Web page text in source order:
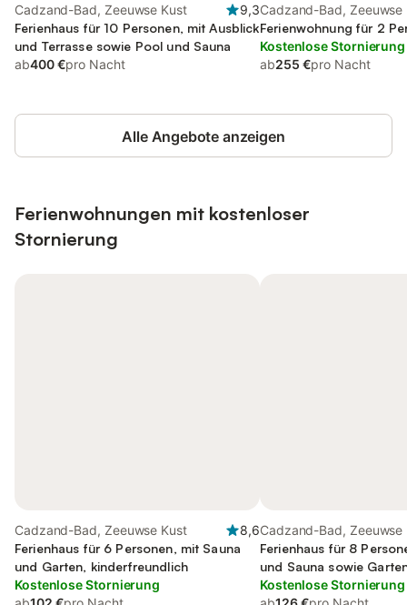
Cadzand-Bad, Zeeuwse Kust
9,3
Ferienhaus für 10 Personen, mit Ausblick
und Terrasse sowie Pool und Sauna
ab400 €pro Nacht
Cadzand-Bad, Zeeuwse
Ferienwohnung für 2
Kostenlose Stornierung
ab255 €pro Nacht
Alle Angebote anzeigen
Ferienwohnungen mit kostenloser
Stornierung
Cadzand-Bad, Zeeuwse Kust
8,6
Ferienhaus für 6 Personen, mit Sauna
und Garten, kinderfreundlich
Kostenlose Stornierung
Cadzand-Bad, Zeeuwse
Ferienhaus für 8
und Sauna sowie
Kostenlose Stornierung